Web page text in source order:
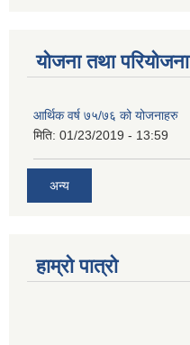
योजना तथा परियोजना
आर्थिक वर्ष ७५/७६ को योजनाहरु
मिति: 01/23/2019 - 13:59
अन्य
हाम्रो पात्रो